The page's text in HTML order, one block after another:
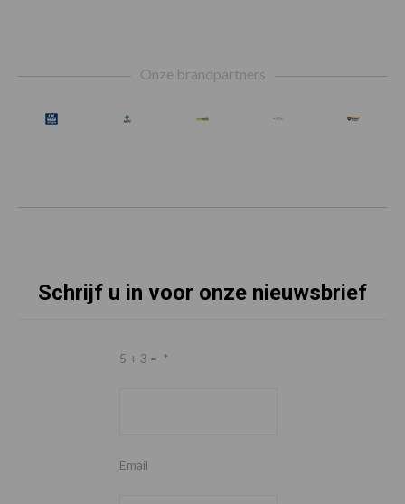
Onze brandpartners
Schrijf u in voor onze nieuwsbrief
5 + 3 = *
Email